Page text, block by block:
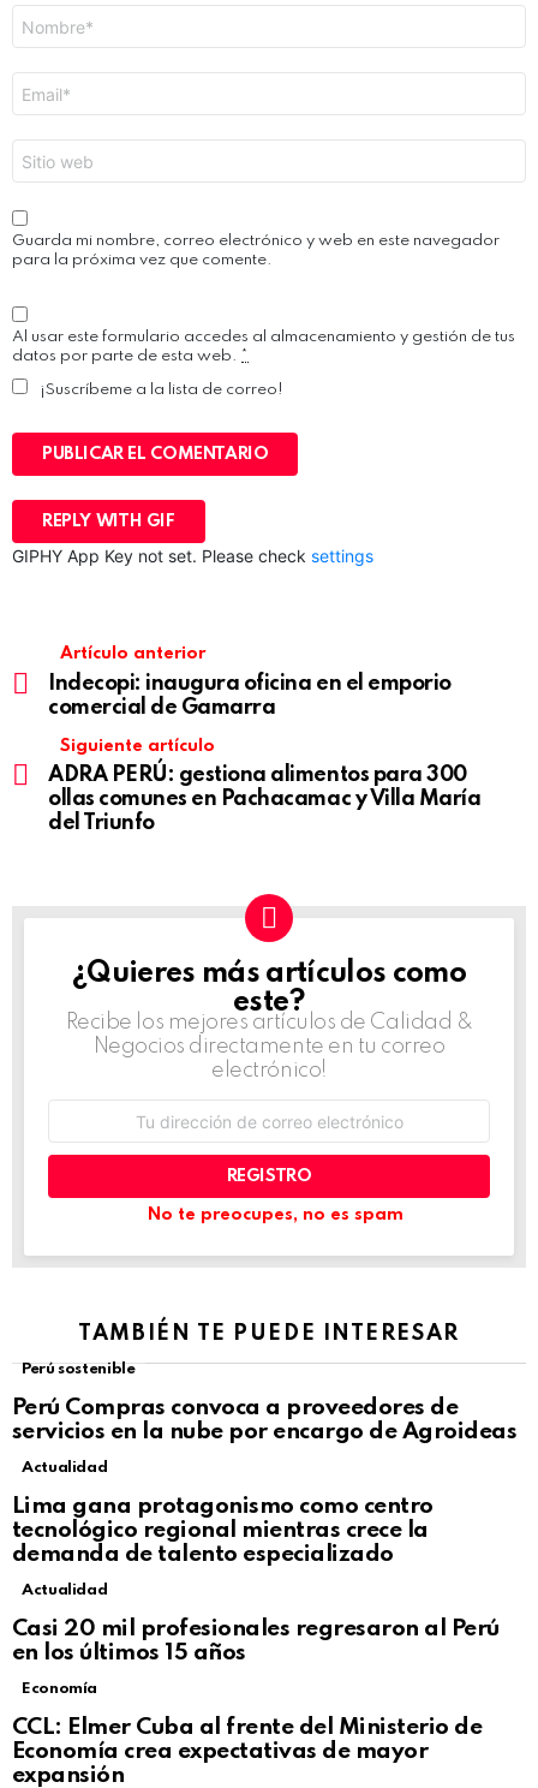
electrónico
*
Guarda mi nombre, correo electrónico y web en este navegador
para la próxima vez que comente.
Al usar este formulario accedes al almacenamiento y gestión de tus
datos por parte de esta web. *
¡Suscríbeme a la lista de correo!
PUBLICAR EL COMENTARIO
REPLY WITH GIF
GIPHY App Key not set. Please check settings
Artículo anterior
Indecopi: inaugura oficina en el emporio
comercial de Gamarra
Siguiente artículo
ADRA PERÚ: gestiona alimentos para 300
ollas comunes en Pachacamac y Villa María
del Triunfo
NEWSLETTER
¿Quieres más artículos como
este?
Recibe los mejores artículos de Calidad &
Negocios directamente en tu correo
electrónico!
correo
No te preocupes, no es spam
TAMBIÉN TE PUEDE INTERESAR
Perú sostenible
Perú Compras convoca a proveedores de
servicios en la nube por encargo de Agroideas
Actualidad
Lima gana protagonismo como centro
tecnológico regional mientras crece la
demanda de talento especializado
Actualidad
Casi 20 mil profesionales regresaron al Perú
en los últimos 15 años
Economía
CCL: Elmer Cuba al frente del Ministerio de
Economía crea expectativas de mayor
expansión